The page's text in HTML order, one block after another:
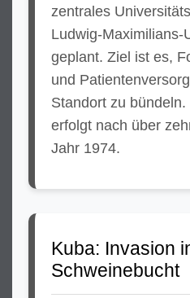
zentrales
Ludwig-Maximilians-
geplant. Ziel ist es,
und
Standort zu
erfolgt nach über
Jahr 1974.
Kuba: Invasion
Schweinebucht